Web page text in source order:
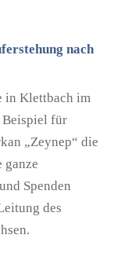
nach
in Klettbach im
Beispiel für
„Zeynep“ die
ganze
Spenden
des